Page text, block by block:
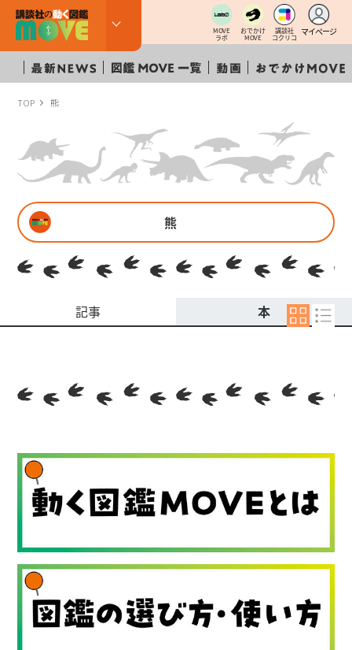
MOVE
ラボ
おでかけ
MOVE
講談社
コクリコ
マイページ
TOP 熊
熊
記事 本